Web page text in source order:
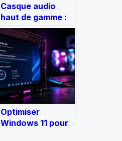
Casque audio
haut de gamme :
comment choisir
entre précision
acoustique,
confort et
durabilité ?
Optimiser
Windows 11 pour